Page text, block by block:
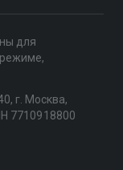
для
г. Москва,
7710918800